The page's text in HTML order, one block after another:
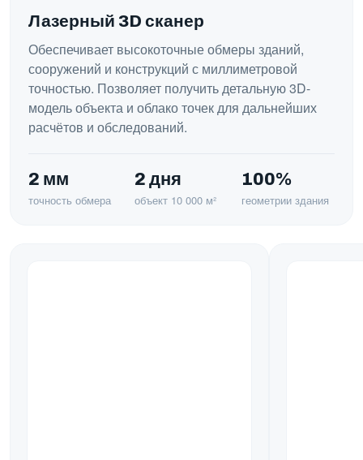
Лазерный 3D сканер
Обеспечивает высокоточные обмеры зданий,
сооружений и конструкций с миллиметровой
точностью. Позволяет получить детальную 3D-
модель объекта и облако точек для дальнейших
расчётов и обследований.
2 мм
точность обмера
2 дня
объект 10 000 м²
100%
геометрии здания